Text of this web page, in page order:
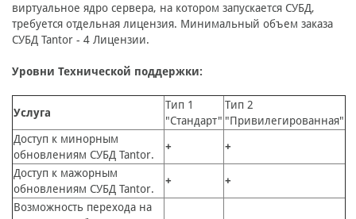
виртуальное ядро сервера, на котором запускается СУБД,
требуется отдельная лицензия. Минимальный объем заказа
СУБД Tantor - 4 Лицензии.
Уровни Технической поддержки:
Услуга
Тип 1
"Стандарт"
Тип 2
"Привилегированная"
Доступ к минорным
обновлениям СУБД Tantor.
+ +
Доступ к мажорным
обновлениям СУБД Tantor.
+ +
Возможность перехода на